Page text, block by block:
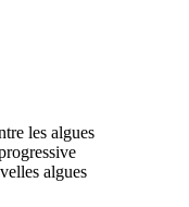
les algues
algues